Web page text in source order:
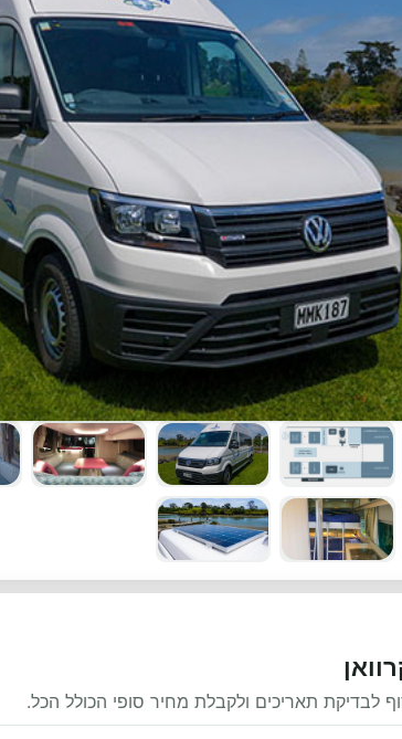
לבדיקת תאריכים ולקבלת מחיר סופי הכולל הכל.